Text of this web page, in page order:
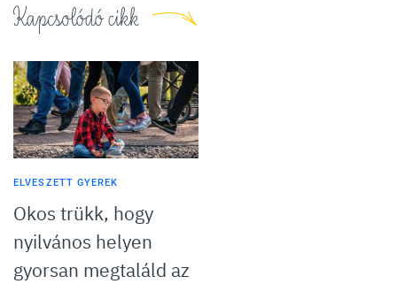
Kapcsolódó cikk
ELVESZETT GYEREK
Okos trükk, hogy
nyilvános helyen
gyorsan megtaláld az